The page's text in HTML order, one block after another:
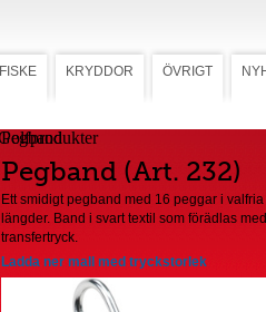
FISKE KRYDDOR ÖVRIGT
Pegband
Pegband (Art. 232)
Ett smidigt pegband med 16 peggar i valfria
längder. Band i svart textil som förädlas med
transfertryck.
Ladda ner mall med tryckstorlek